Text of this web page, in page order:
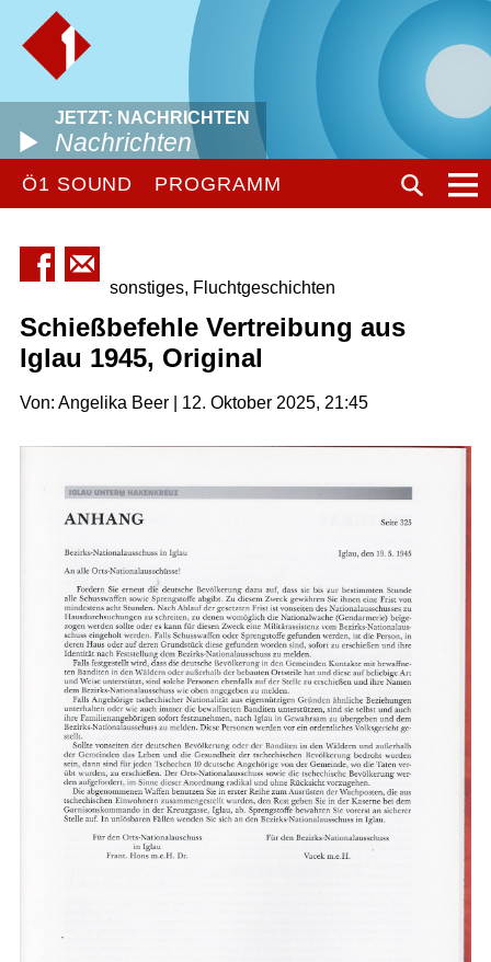
JETZT: NACHRICHTEN
Nachrichten
Ö1 SOUND PROGRAMM
sonstiges, Fluchtgeschichten
Schießbefehle Vertreibung aus
Iglau 1945, Original
Von: Angelika Beer | 12. Oktober 2025, 21:45